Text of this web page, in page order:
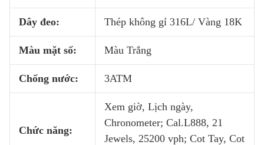
Dây đeo: Thép không gỉ 316L/ Vàng 18K
Màu mặt số: Màu Trắng
Chống nước: 3ATM
Chức năng:
Xem giờ, Lịch ngày,
Chronometer; Cal.L888, 21
Jewels, 25200 vph; Cot Tay, Cot